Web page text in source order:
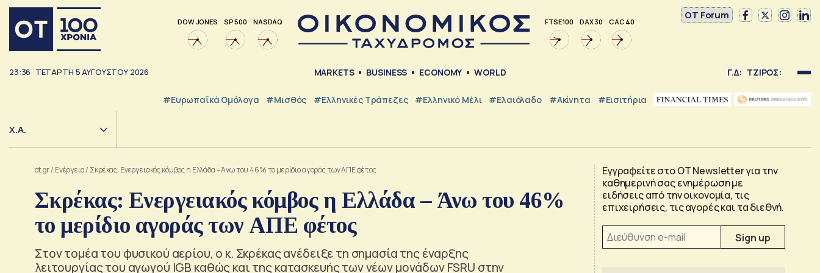
DOW JONES SP 500 NASDAQ FTSE 100 DAX 30 CAC 40
OT Forum
23:36 ΤΕΤΆΡΤΗ 5ΑΥΓΟΎΣΤΟΥ 2026 MARKETS BUSINESS ECONOMY WORLD Γ.Δ: ΤΖΙΡΟΣ:
#Ευρωπαϊκά Ομόλογα #Μισθός #ελληνικές Τράπεζες #Ελληνικό Μέλι #Ελαιόλαδο #Ακίνητα #εισιτήρια
Χ.Α.
ot.gr/ Ενέργεια/ Σκρέκας: Ενεργειακός κόμβος η Ελλάδα – Άνω του 46% το μερίδιο αγοράς των ΑΠΕ φέτος
Σκρέκας: Ενεργειακός κόμβος η Ελλάδα – Άνω του 46%
το μερίδιο αγοράς των ΑΠΕ φέτος
Στον τομέα του φυσικού αερίου, ο κ. Σκρέκας ανέδειξε τη σημασία της έναρξης
λειτουργίας του αγωγού IGB καθώς και της κατασκευής των νέων μονάδων FSRU στην
Εγγραφείτε στο OT Newsletter για την
καθημερινή σας ενημέρωση με
ειδήσεις από την οικονομία, τις
επιχειρήσεις, τις αγορές και τα διεθνή.